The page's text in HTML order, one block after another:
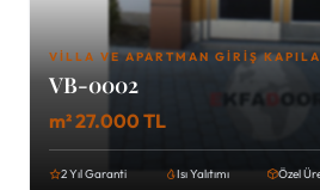
VILLA VE APARTMAN GIRIŞ
VB-0002
m² 27.000 TL
2 Yıl Garanti Isı Yalıtımı Özel